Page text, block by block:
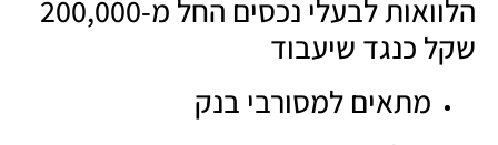
הלוואות לבעלי נכסים החל מ-200,000
שקל כנגד שיעבוד
מתאים למסורבי בנק